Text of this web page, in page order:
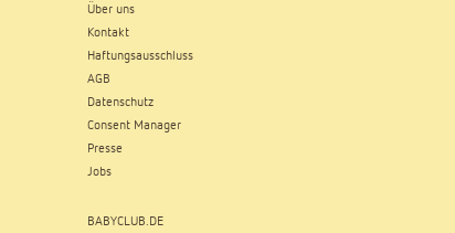
Über uns
Kontakt
Haftungsausschluss
AGB
Datenschutz
Consent Manager
Presse
Jobs
BABYCLUB.DE